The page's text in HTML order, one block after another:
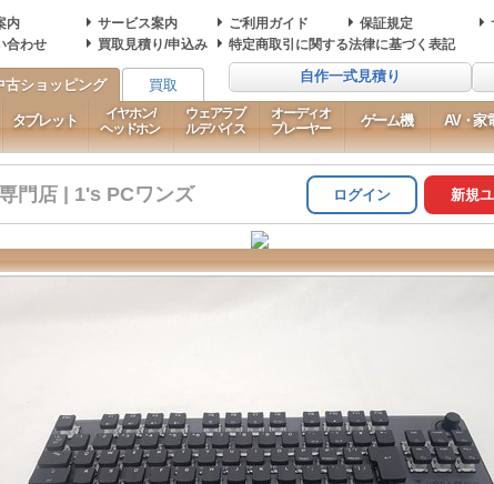
内 サービス案内 ご利用ガイド 保証規定
合わせ 買取見積り/申込み 特定商取引に関する法律に基づく表記
自作一式見積り
古ショッピング 買取
タブレット
イヤホン/
ヘッドホン
ウェアラブ
ルデバイス
オーディオ
プレーヤー
ゲーム機 AV・家
門店 | 1's PCワンズ ログイン 新規